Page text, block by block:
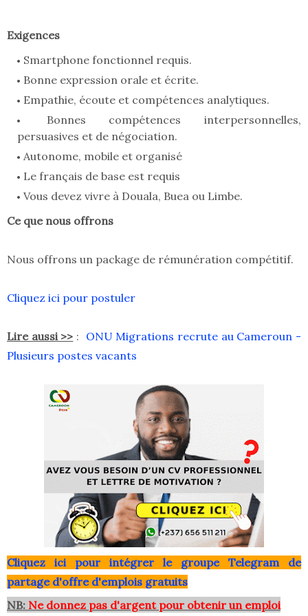
Exigences
Smartphone fonctionnel requis.
Bonne expression orale et écrite.
Empathie, écoute et compétences analytiques.
Bonnes compétences interpersonnelles,
persuasives et de négociation.
Autonome, mobile et organisé
Le français de base est requis
Vous devez vivre à Douala, Buea ou Limbe.
Ce que nous offrons
Nous offrons un package de rémunération compétitif.
Cliquez ici pour postuler
Lire aussi >> : ONU Migrations recrute au Cameroun -
Plusieurs postes vacants
Cliquez ici pour intégrer le groupe Telegram de
partage d'offre d'emplois gratuits
NB: Ne donnez pas d'argent pour obtenir un emploi